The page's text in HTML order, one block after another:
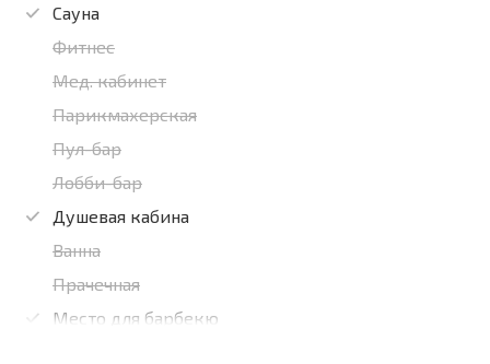
Сауна
Фитнес
Мед. кабинет
Парикмахерская
Пул-бар
Лобби-бар
Душевая кабина
Ванна
Прачечная
Место для барбекю